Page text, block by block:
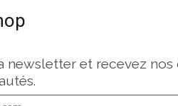
newsletter et recevez nos